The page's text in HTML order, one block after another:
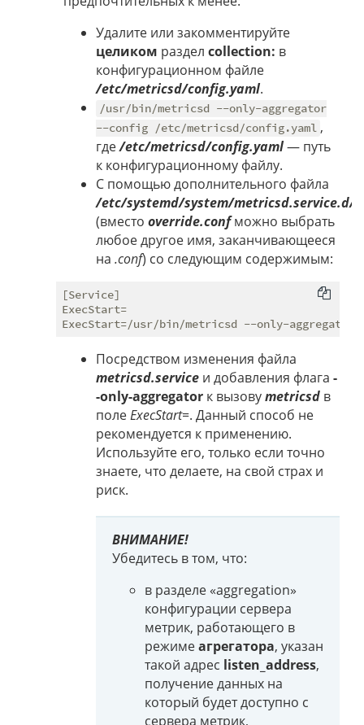
Удалите или закомментируйте
целиком раздел collection: в
конфигурационном файле
/etc/metricsd/config.yaml.
/usr/bin/metricsd --only-aggregator
--config /etc/metricsd/config.yaml ,
где/etc/metricsd/config.yaml— путь
к конфигурационному файлу.
С помощью дополнительного файла
/etc/systemd/system/metricsd.service.d/
(вместо override.confможно выбрать
любое другое имя, заканчивающееся
на .conf) со следующим содержимым:
[Service]
ExecStart=
Посредством изменения файла
metricsd.service и добавления флага -
-only-aggregator к вызовуmetricsd в
полеExecStart=. Данный способ не
рекомендуется к применению.
Используйте его, только если точно
знаете, что делаете, на свой страх и
риск.
ВНИМАНИЕ!
Убедитесь в том, что:
в разделе «aggregation»
конфигурации сервера
метрик, работающего в
режимеагрегатора, указан
такой адрес listen_address,
получение данных на
который будет доступно с
сервера метрик,